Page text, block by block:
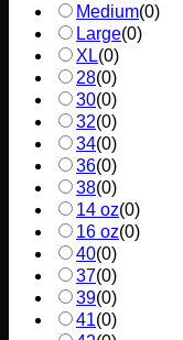
Medium(0)
Large(0)
XL(0)
28(0)
30(0)
32(0)
34(0)
36(0)
38(0)
14 oz(0)
16 oz(0)
40(0)
37(0)
39(0)
41(0)